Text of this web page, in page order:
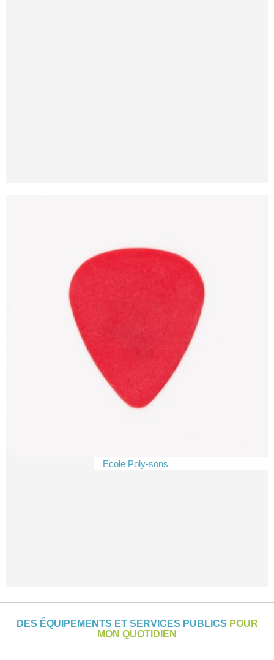
Ecole Poly-sons
DES ÉQUIPEMENTS ET SERVICES PUBLICS POUR
MON QUOTIDIEN